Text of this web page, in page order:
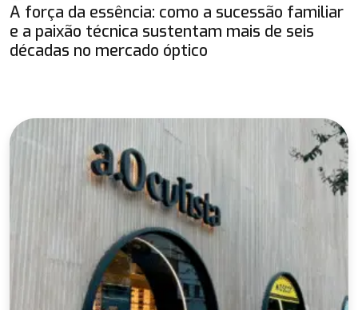
A força da essência: como a sucessão familiar
e a paixão técnica sustentam mais de seis
décadas no mercado óptico